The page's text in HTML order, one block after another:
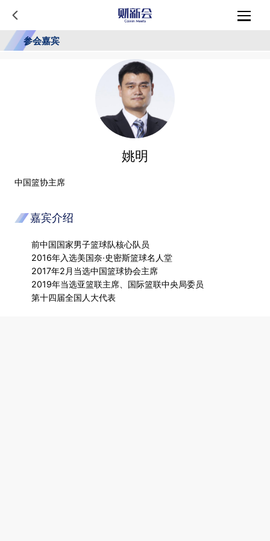
参会嘉宾
姚明
中国篮协主席
嘉宾介绍
前中国国家男子篮球队核心队员
2016年入选美国奈·史密斯篮球名人堂
2017年2月当选中国篮球协会主席
2019年当选亚篮联主席、国际篮联中央局委员
第十四届全国人大代表